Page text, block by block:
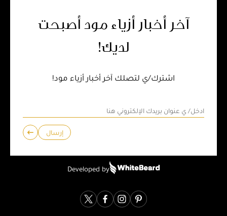
آخر أخبار أزياء مود أصبحت
لديك!
اشترك/ي لتصلك آخر أخبار أزياء مود!
إرسال
Developed by